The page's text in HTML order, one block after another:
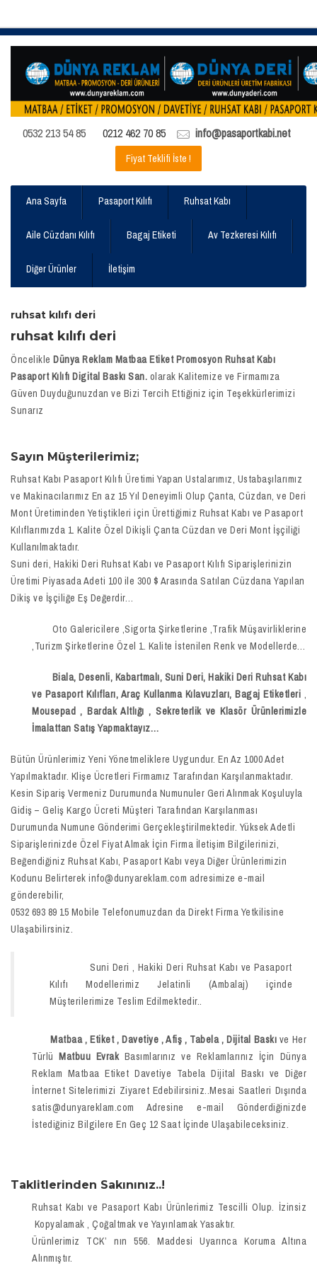
0532 213 54 85 0212 462 70 85 info@pasaportkabi.net
Fiyat Teklifi İste !
Ana Sayfa Pasaport Kılıfı Ruhsat Kabı
Aile Cüzdanı Kılıfı Bagaj Etiketi Av Tezkeresi Kılıfı
Diğer Ürünler İletişim
ruhsat kılıfı deri
ruhsat kılıfı deri
Öncelikle Dünya Reklam Matbaa Etiket Promosyon Ruhsat Kabı
Pasaport Kılıfı Digital Baskı San. olarak Kalitemize ve Firmamıza
Güven Duyduğunuzdan ve Bizi Tercih Ettiğiniz için Teşekkürlerimizi
Sunarız
Sayın Müşterilerimiz;
Ruhsat Kabı Pasaport Kılıfı Üretimi Yapan Ustalarımız, Ustabaşılarımız
ve Makinacılarımız En az 15 Yıl Deneyimli Olup Çanta, Cüzdan, ve Deri
Mont Üretiminden Yetiştikleri için Ürettiğimiz Ruhsat Kabı ve Pasaport
Kılıflarımızda 1. Kalite Özel Dikişli Çanta Cüzdan ve Deri Mont İşçiliği
Kullanılmaktadır.
Suni deri, Hakiki Deri Ruhsat Kabı ve Pasaport Kılıfı Siparişlerinizin
Üretimi Piyasada Adeti 100 ile 300 $ Arasında Satılan Cüzdana Yapılan
Dikiş ve İşçiliğe Eş Değerdir…
Oto Galericilere ,Sigorta Şirketlerine ,Trafik Müşavirliklerine
,Turizm Şirketlerine Özel 1. Kalite İstenilen Renk ve Modellerde…
Biala, Desenli, Kabartmalı, Suni Deri, Hakiki Deri Ruhsat Kabı
ve Pasaport Kılıfları, Araç Kullanma Kılavuzları, Bagaj Etiketleri ,
Mousepad ,Bardak Altlığı , Sekreterlik ve KlasörÜrünlerimizle
İmalattan Satış Yapmaktayız…
Bütün Ürünlerimiz Yeni Yönetmeliklere Uygundur. En Az 1000 Adet
Yapılmaktadır. Klişe Ücretleri Firmamız Tarafından Karşılanmaktadır.
Kesin Sipariş Vermeniz Durumunda Numunuler Geri Alınmak Koşuluyla
Gidiş – Geliş Kargo Ücreti Müşteri Tarafından Karşılanması
Durumunda Numune Gönderimi Gerçekleştirilmektedir. Yüksek Adetli
Siparişlerinizde Özel Fiyat Almak İçin Firma İletişim Bilgilerinizi,
Beğendiğiniz Ruhsat Kabı, Pasaport Kabı veya Diğer Ürünlerimizin
Kodunu Belirterek info@dunyareklam.com adresimize e-mail
gönderebilir,
0532 693 89 15 Mobile Telefonumuzdan da Direkt Firma Yetkilisine
Ulaşabilirsiniz.
Suni Deri , Hakiki Deri Ruhsat Kabı ve Pasaport
Kılıfı Modellerimiz Jelatinli (Ambalaj) içinde
Müşterilerimize Teslim Edilmektedir..
Matbaa , Etiket , Davetiye , Afiş , Tabela , Dijital Baskı ve Her
TürlüMatbuu EvrakBasımlarınız ve Reklamlarınız İçin Dünya
Reklam Matbaa Etiket Davetiye Tabela Dijital Baskı ve Diğer
İnternet Sitelerimizi Ziyaret Edebilirsiniz..Mesai Saatleri Dışında
satis@dunyareklam.com Adresine e-mail Gönderdiğinizde
İstediğiniz Bilgilere En Geç 12 Saat İçinde Ulaşabileceksiniz.
Taklitlerinden Sakınınız..!
Ruhsat Kabı ve Pasaport Kabı Ürünlerimiz Tescilli Olup. İzinsiz
Kopyalamak , Çoğaltmak ve Yayınlamak Yasaktır.
Ürünlerimiz TCK’ nın 556. Maddesi Uyarınca Koruma Altına
Alınmıştır.